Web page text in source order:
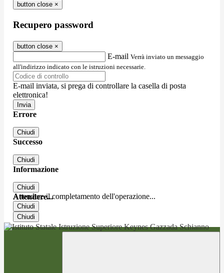
button close ×
Recupero password
button close ×
E-mail Verrà inviato un messaggio
all'indirizzo indicato con le istruzioni necessarie.
E-mail inviata, si prega di controllare la casella di posta
elettronica!
Errore
Chiudi
Successo
Chiudi
Informazione
Chiudi
Attendere...
Attendere il completamento dell'operazione...
Chiudi
Chiudi